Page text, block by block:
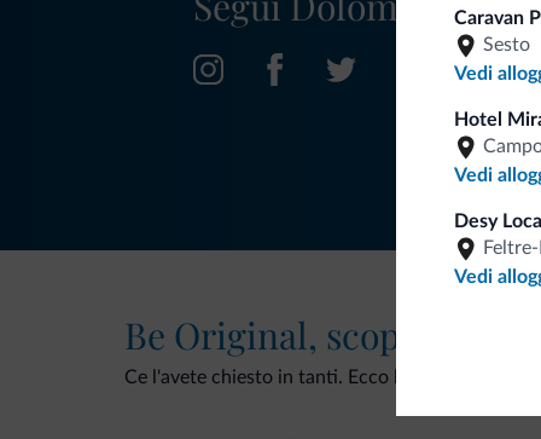
Caravan
Sesto
Vedi
Hotel
Vedi
Desy
Vedi
Be Original, scopri la
Ce l'avete chiesto in tanti. Ecco la nuova